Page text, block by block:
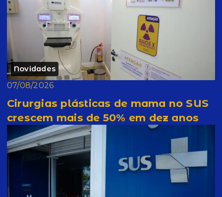
Novidades
07/08/2026
Cirurgias plásticas de mama no SUS
crescem mais de 50% em dez anos